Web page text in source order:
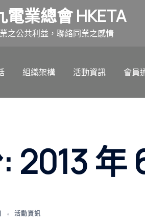
電業總會 HKETA
之公共利益，聯絡同業之感情
組織架構 活動資訊 會員
2013 年
活動資訊